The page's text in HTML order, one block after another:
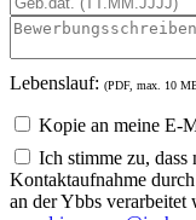
Lebenslauf: (PDF, max. 10
Kopie an meine E-
Ich stimme zu,
Kontaktaufnahme
an der Ybbs verarbeitet